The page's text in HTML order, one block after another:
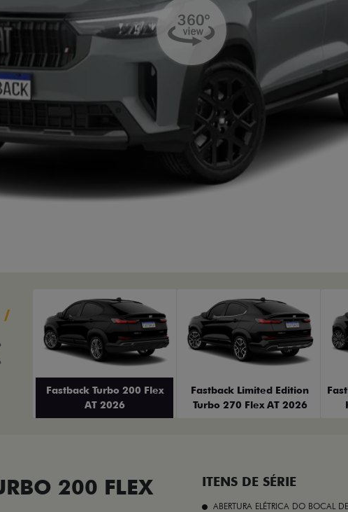
Fastback Turbo 200 Flex
AT 2026
Fastback Limited Edition
Turbo 270 Flex AT 2026
200 FLEX
ITENS DE SÉRIE
ABERTURA ELÉTRICA DO BOCAL